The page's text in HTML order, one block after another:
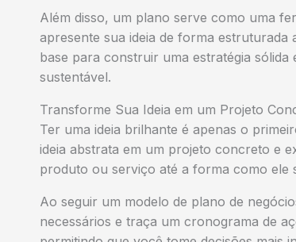
Além disso, um plano serve como uma
apresente sua ideia de forma estruturada
base para construir uma estratégia
sustentável.
Transforme Sua Ideia em um Projeto
Ter uma ideia brilhante é apenas o
ideia abstrata em um projeto concreto e
produto ou serviço até a forma como ele
Ao seguir um modelo de plano de
necessários e traça um cronograma de